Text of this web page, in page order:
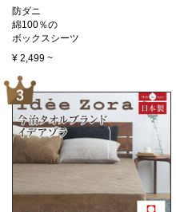
防ダニ
綿100％の
ボックスシーツ
¥ 2,499 ~